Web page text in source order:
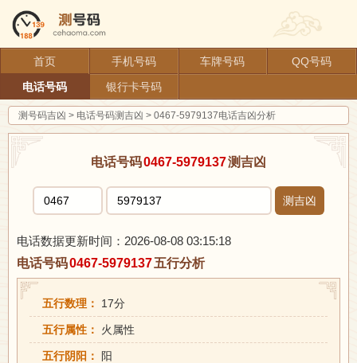
首页 手机号码 车牌号码
QQ号码
电话号码
银行卡号码
测号码吉凶 > 电话号码测吉凶 > 0467-5979137电话吉凶分析
电话号码0467-5979137测吉凶
测吉凶
电话数据更新时间：2026-08-08 03:15:18
电话号码0467-5979137五行分析
五行数理： 17分
五行属性： 火属性
五行阴阳： 阳